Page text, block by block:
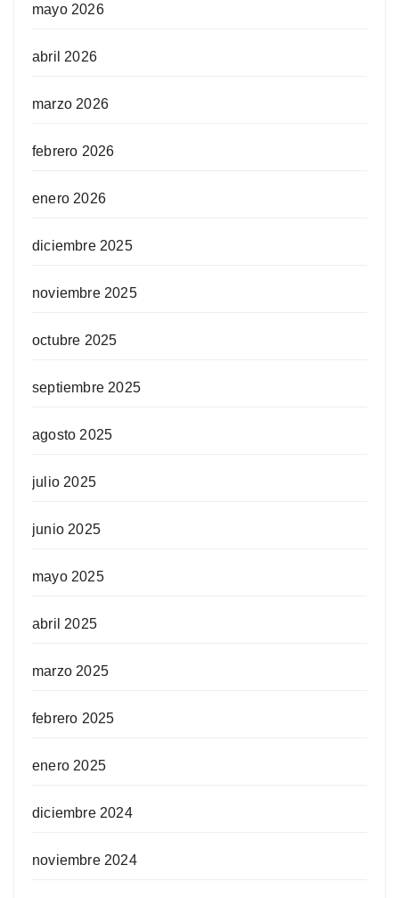
mayo 2026
abril 2026
marzo 2026
febrero 2026
enero 2026
diciembre 2025
noviembre 2025
octubre 2025
septiembre 2025
agosto 2025
julio 2025
junio 2025
mayo 2025
abril 2025
marzo 2025
febrero 2025
enero 2025
diciembre 2024
noviembre 2024